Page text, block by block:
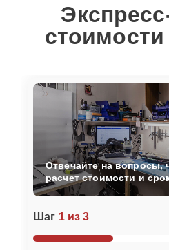
Шаг 1 из 3
Отвечайте на вопросы,
расчет стоимости и